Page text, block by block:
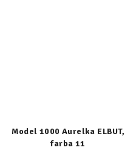
Model 1000 Aurelka ELBUT,
farba 11